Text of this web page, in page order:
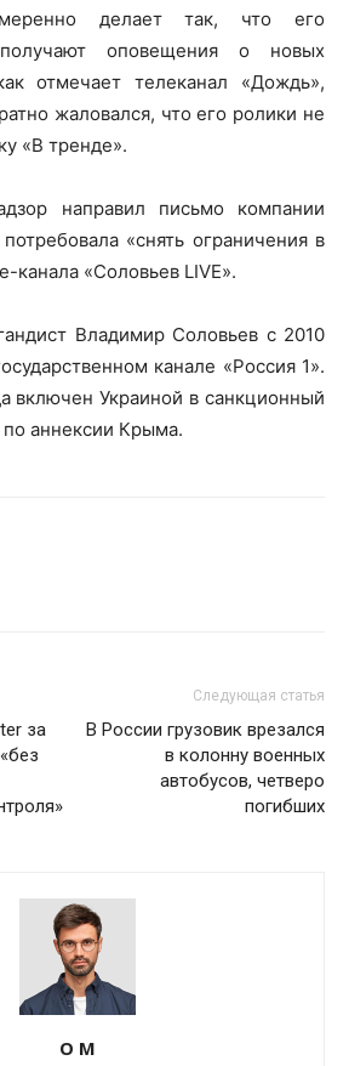
делает так, что его
оповещения о новых
отмечает телеканал «Дождь»,
жаловался, что его ролики не
«В тренде».
направил письмо компании
«снять ограничения в
канала «Соловьев LIVE».
Владимир Соловьев с 2010
канале «Россия 1».
включен Украиной в санкционный
аннексии Крыма.
за
Следующая статья
В России грузовик врезался
в колонну военных
автобусов, четверо
погибших
О М